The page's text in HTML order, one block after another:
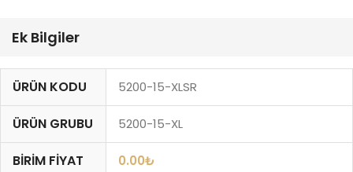
Ek Bilgiler
ÜRÜN KODU 5200-15-XLSR
ÜRÜN GRUBU 5200-15-XL
BIRIM FIYAT 0.00₺